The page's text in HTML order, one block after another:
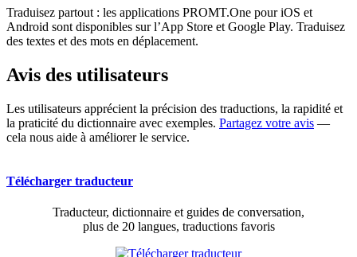
Traduisez partout : les applications PROMT.One pour iOS et
Android sont disponibles sur l’App Store et Google Play. Traduisez
des textes et des mots en déplacement.
Avis des utilisateurs
Les utilisateurs apprécient la précision des traductions, la rapidité et
la praticité du dictionnaire avec exemples. Partagez votre avis —
cela nous aide à améliorer le service.
Télécharger traducteur
Traducteur, dictionnaire et guides de conversation,
plus de 20 langues, traductions favoris